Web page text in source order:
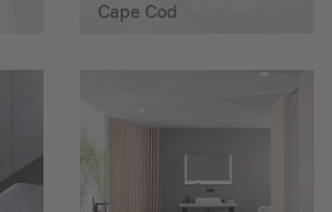
Cape Cod